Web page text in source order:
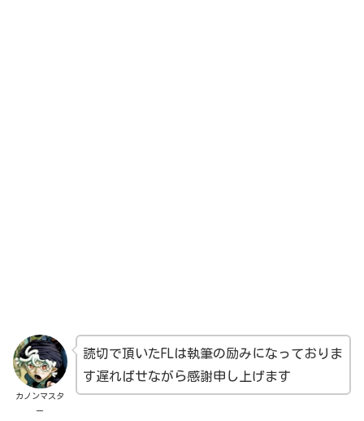
カノンマスタ
ー
読切で頂いたFLは執筆の励みになっておりま
す遅ればせながら感謝申し上げます